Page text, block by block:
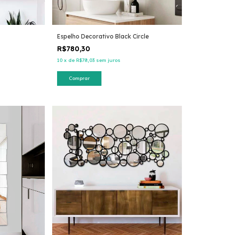
Espelho Decorativo Black Circle
R$780,30
10 x de R$78,03 sem juros
Comprar